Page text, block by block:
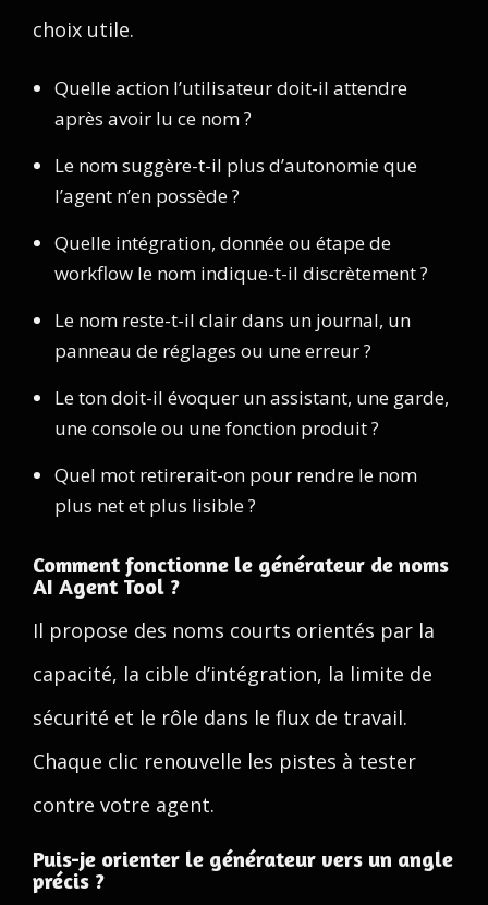
choix utile.
Quelle action l’utilisateur doit-il attendre
après avoir lu ce nom ?
Le nom suggère-t-il plus d’autonomie que
l’agent n’en possède ?
Quelle intégration, donnée ou étape de
workflow le nom indique-t-il discrètement ?
Le nom reste-t-il clair dans un journal, un
panneau de réglages ou une erreur ?
Le ton doit-il évoquer un assistant, une garde,
une console ou une fonction produit ?
Quel mot retirerait-on pour rendre le nom
plus net et plus lisible ?
Comment fonctionne le générateur de noms
AI Agent Tool ?
Il propose des noms courts orientés par la
capacité, la cible d’intégration, la limite de
sécurité et le rôle dans le flux de travail.
Chaque clic renouvelle les pistes à tester
contre votre agent.
Puis-je orienter le générateur vers un angle
précis ?